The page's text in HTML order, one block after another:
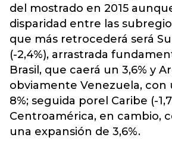
del mostrado en 2015
disparidad entre las
que más retrocederá será
(-2,4%), arrastrada
Brasil, que caerá un 3,6% y
obviamente Venezuela, con
8%; seguida porel Caribe (-
Centroamérica, en cambio,
una expansión de 3,6%.